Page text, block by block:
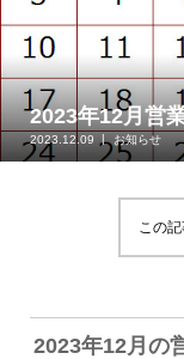
2023年12月営
2023.12.09 お知らせ
この
2023年12月の